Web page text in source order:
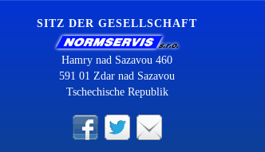
SITZ DER GESELLSCHAFT
Hamry nad Sazavou 460
591 01 Zdar nad Sazavou
Tschechische Republik